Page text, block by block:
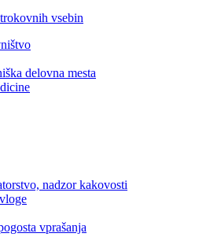
vsebin
delovna mesta
nadzor kakovosti
vprašanja